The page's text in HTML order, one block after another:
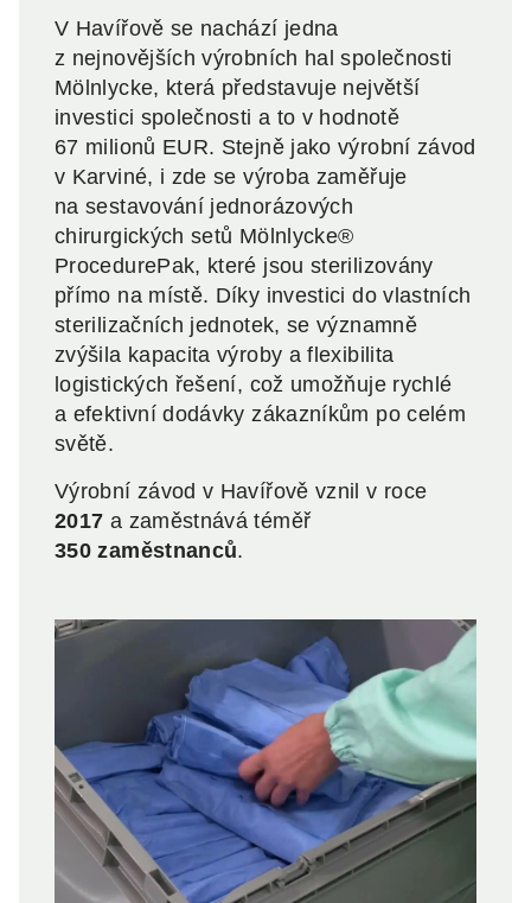
V Havířově se nachází jedna
z nejnovějších výrobních hal společnosti
Mölnlycke, která představuje největší
investici společnosti a to v hodnotě
67 milionů EUR. Stejně jako výrobní závod
v Karviné, i zde se výroba zaměřuje
na sestavování jednorázových
chirurgických setů Mölnlycke®
ProcedurePak, které jsou sterilizovány
přímo na místě. Díky investici do vlastních
sterilizačních jednotek, se významně
zvýšila kapacita výroby a flexibilita
logistických řešení, což umožňuje rychlé
a efektivní dodávky zákazníkům po celém
světě.
Výrobní závod v Havířově vznil v roce
2017 a zaměstnává téměř
350 zaměstnanců.